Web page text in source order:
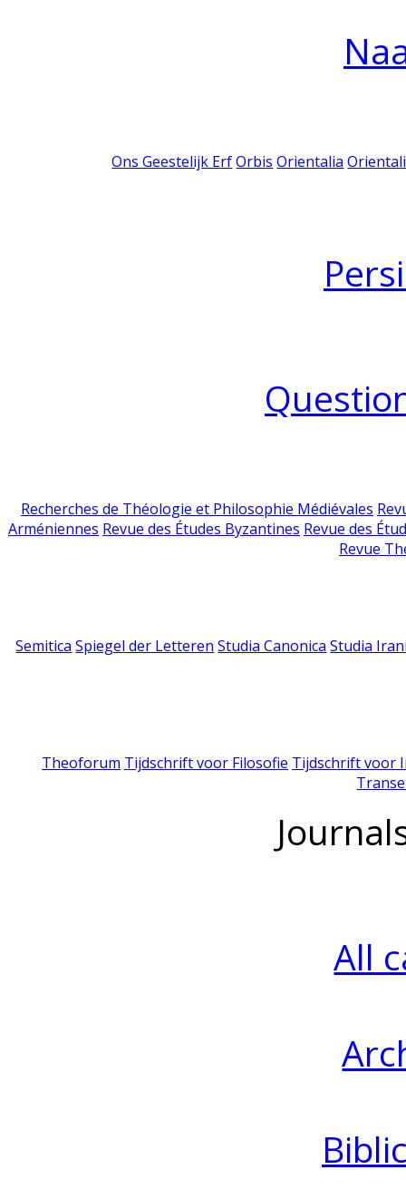
Ons Geestelijk Erf Orbis Orientalia
Recherches de Théologie et Philosophie Médiévales
Arméniennes Revue des Études Byzantines Revue des
Revue
Semitica Spiegel der Letteren Studia Canonica Studia
Theoforum Tijdschrift voor Filosofie Tijdschrift voor
All